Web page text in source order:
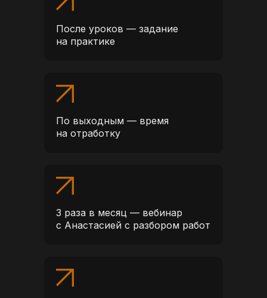
После уроков — задание
на практике
3 раза в месяц — вебинар
с Анастасией с разбором работ
По выходным — время
на отработку